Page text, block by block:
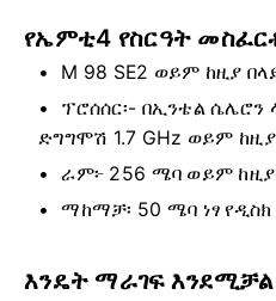
የኤምቲ4 የስርዓት
М 98 SE2 ወይም ከዚያ
ፕሮሰሰር፡- በኢንቴል ሴሌሮን
ድግግሞሽ 1.7 GHz ወይም
ራም፦ 256 ሜባ ወይም
ማከማቻ፡ 50 ሜባ ነፃ የዲስክ
እንዴት ማራገፍ እንደሚቻል